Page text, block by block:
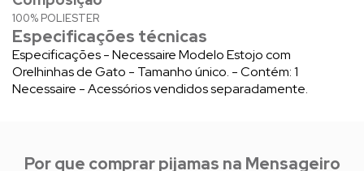
100% POLIESTER
Especificações técnicas
Especificações - Necessaire Modelo Estojo com
Orelhinhas de Gato - Tamanho único. - Contém: 1
Necessaire - Acessórios vendidos separadamente.
Por que comprar pijamas na Mensageiro